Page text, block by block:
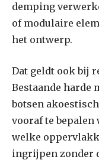
demping
of modulaire
het ontwerp.
Dat geldt ook bij
Bestaande harde
botsen
vooraf te
welke
ingrijpen zonder